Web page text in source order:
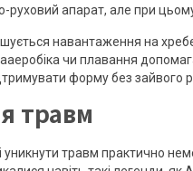
апарат, але при цьому
навантаження на
чи плавання
форму без зайвого
травм
уникнути травм практично